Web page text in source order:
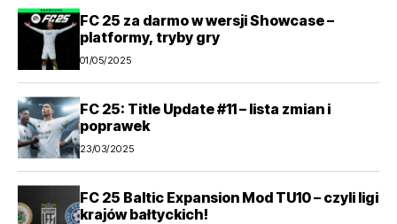
FC 25 za darmo w wersji Showcase –
platformy, tryby gry
01/05/2025
FC 25: Title Update #11 – lista zmian i
poprawek
23/03/2025
FC 25 Baltic Expansion Mod TU10 – czyli ligi
krajów bałtyckich!